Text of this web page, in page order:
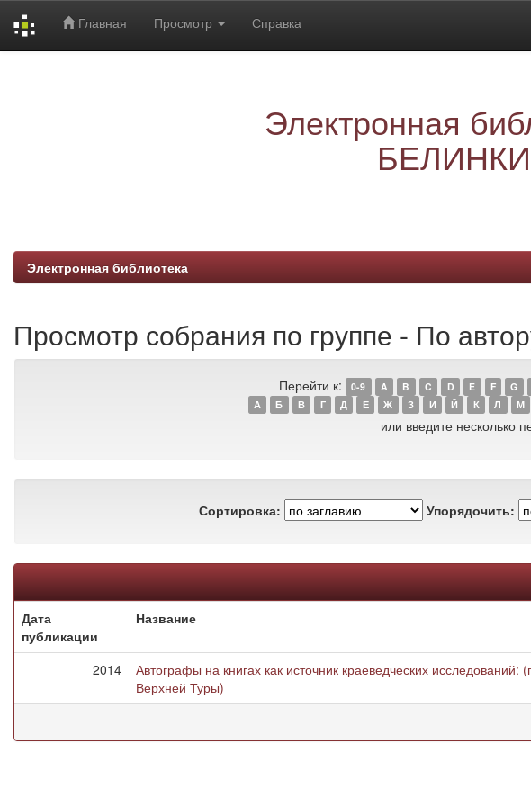
Главная Просмотр Справка
Электронная
БЕЛИНКИ
Электронная библиотека
Просмотр собрания по группе - По
Перейти к: 0-9 A B C D E F G
А
Б В Г Д Е Ж З И Й К Л М
или введите несколько
Сортировка: Упорядочить:
Дата
публикации
Название
2014
Автографы на книгах как источник краеведческих
Верхней Туры)